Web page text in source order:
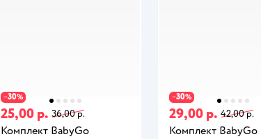
−30%
25,00 р. 36,00 р.
Комплект BabyGo
−30%
29,00 р. 42,00 р.
Комплект BabyGo